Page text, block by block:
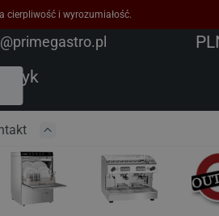
cierpliwość i wyrozumiałość.